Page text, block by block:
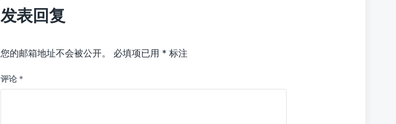
发表回复
您的邮箱地址不会被公开。 必填项已用 * 标注
评论 *